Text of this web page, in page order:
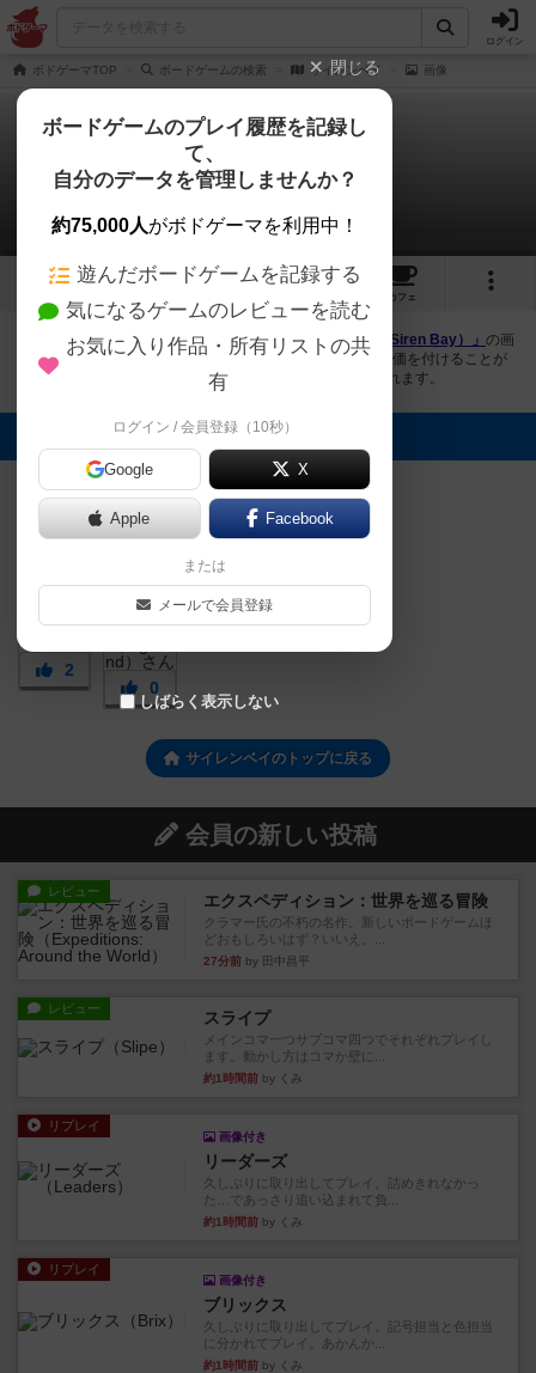
ログイン
ボドゲーマTOP ボードゲームの検索 サイレンベイ 画像
サイレンベイ
2件の画像
2 5
カフェ
ボドゲーマにログインすると、 「サイレンベイ（Tracks: Siren Bay）」 の画
像をアップロード出来たり、他のユーザーの投稿画像に評価を付けることが
できます。また、トップ6の画像は様々なページで表示されます。
トップに表示される画像
まつなが
2
オグランド
（Oguland）
0
サイレンベイのトップに戻る
会員の新しい投稿
レビュー エクスペディション：世界を巡る冒険
クラマー氏の不朽の名作。新しいボードゲームほ
どおもしろいはず？いいえ。...
27分前 by 田中昌平
レビュー スライプ
メインコマ一つサブコマ四つでそれぞれプレイし
ます。動かし方はコマか壁に...
約1時間前 by くみ
リプレイ
画像付き
リーダーズ
久しぶりに取り出してプレイ。詰めきれなかっ
た…であっさり追い込まれて負...
約1時間前 by くみ
リプレイ
画像付き
ブリックス
久しぶりに取り出してプレイ。記号担当と色担当
に分かれてプレイ。あかんか...
約1時間前 by くみ
閉じる
ボードゲームのプレイ履歴を記録し
て、
自分のデータを管理しませんか？
約75,000人がボドゲーマを利用中！
遊んだボードゲームを記録する
気になるゲームのレビューを読む
お気に入り作品・所有リストの共
有
ログイン / 会員登録（10秒）
Google X
Apple Facebook
または
メールで会員登録
しばらく表示しない